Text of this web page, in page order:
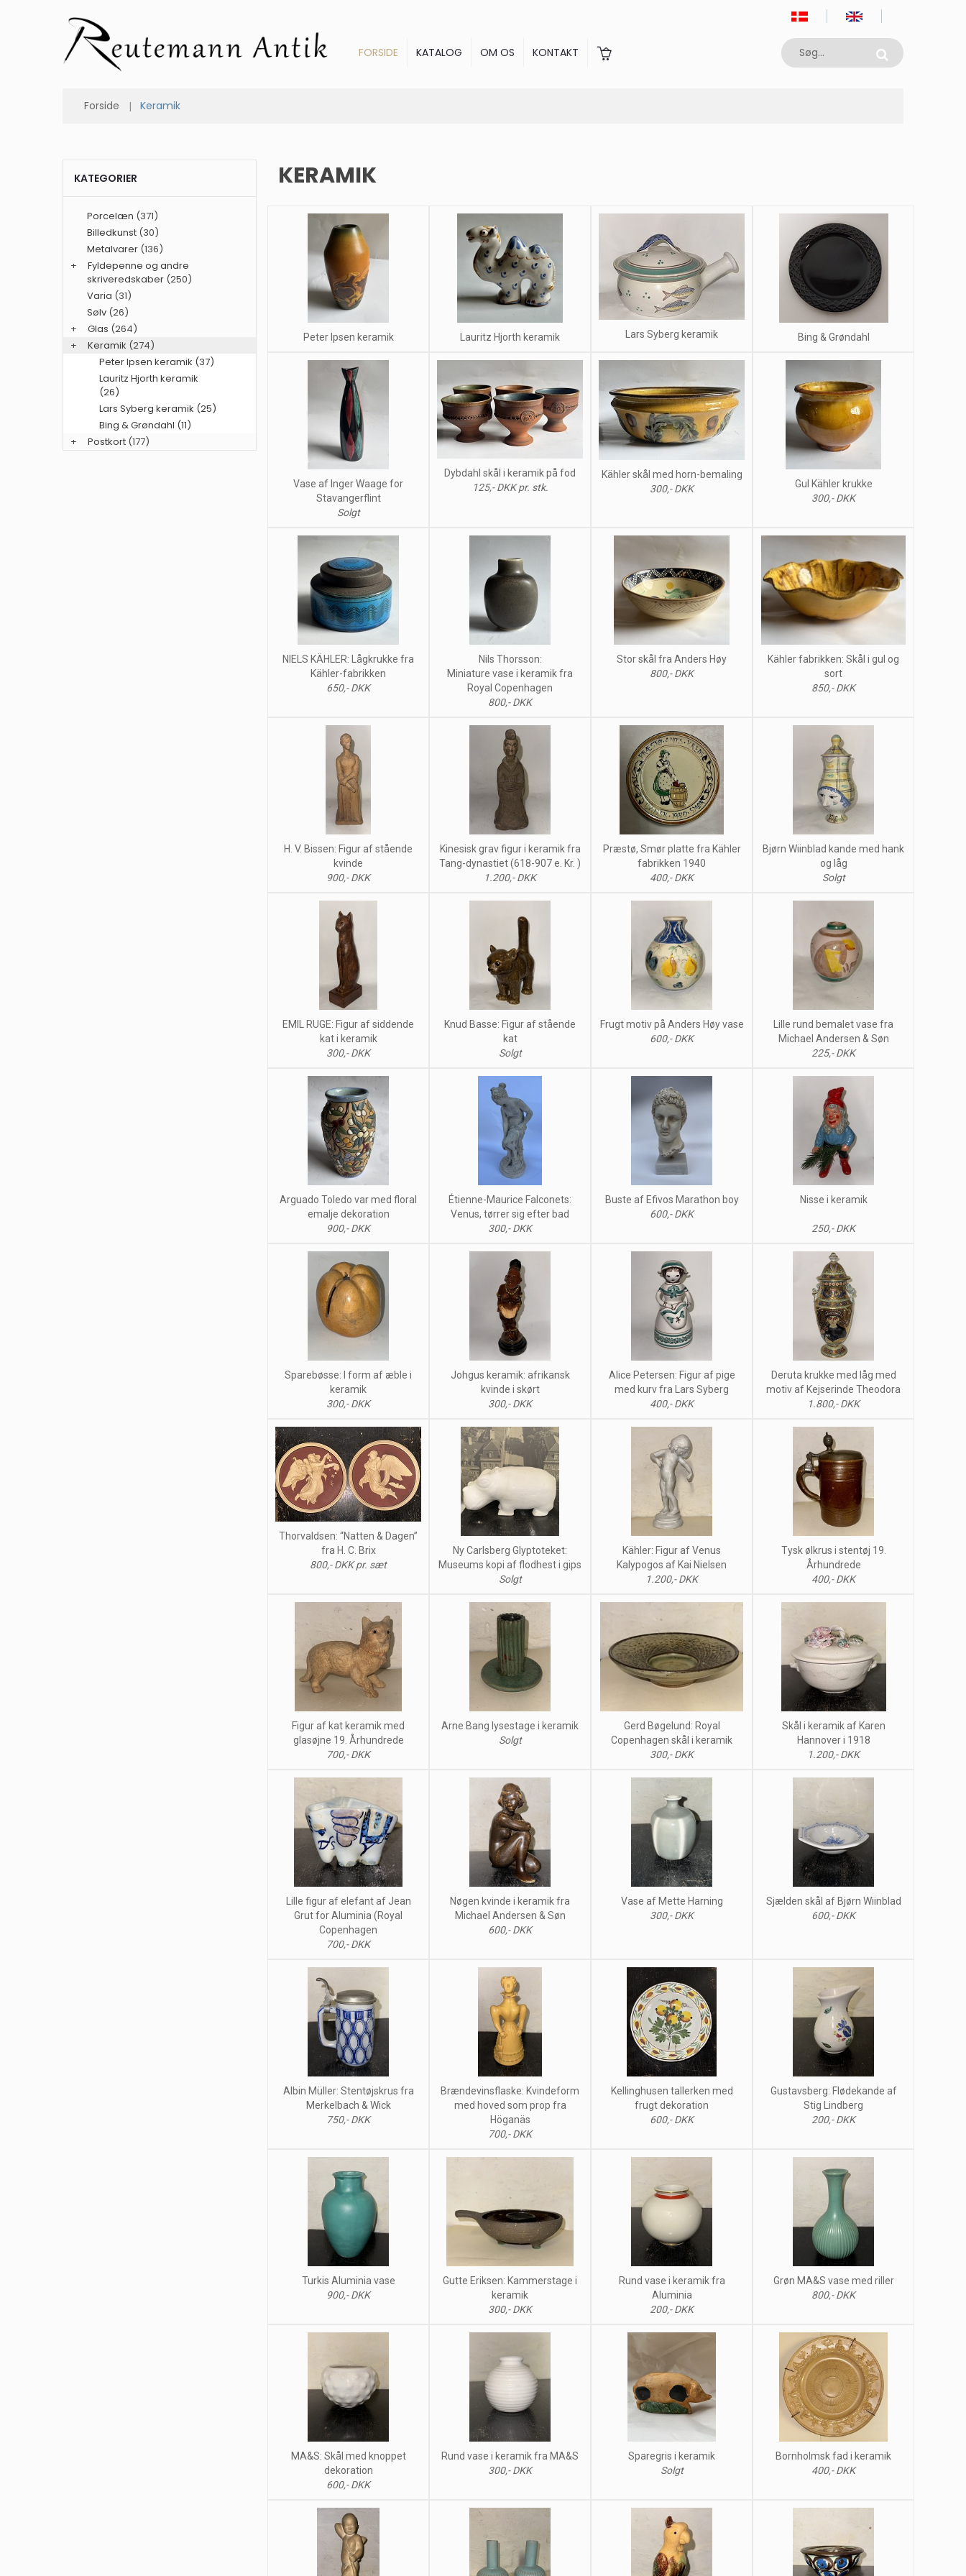
FORSIDE KATALOG OM OS KONTAKT
Forside Keramik
KERAMIK
Peter Ipsen keramik Lauritz Hjorth keramik Lars Syberg keramik Bing & Grøndahl
Vase af Inger Waage for
Stavangerflint
Solgt
Dybdahl skål i keramik på fod
125,- DKK pr. stk.
Kähler skål med horn-bemaling
300,- DKK
Gul Kähler krukke
300,- DKK
NIELS KÄHLER: Lågkrukke fra
Kähler-fabrikken
650,- DKK
Nils Thorsson:
Miniature vase i keramik fra
Royal Copenhagen
800,- DKK
Stor skål fra Anders Høy
800,- DKK
Kähler fabrikken: Skål i gul og
sort
850,- DKK
H. V. Bissen: Figur af stående
kvinde
900,- DKK
Kinesisk grav figur i keramik fra
Tang-dynastiet (618-907 e. Kr. )
1.200,- DKK
Præstø, Smør platte fra Kähler
fabrikken 1940
400,- DKK
Bjørn Wiinblad kande med hank
og låg
Solgt
EMIL RUGE: Figur af siddende
kat i keramik
300,- DKK
Knud Basse: Figur af stående
kat
Solgt
Frugt motiv på Anders Høy vase
600,- DKK
Lille rund bemalet vase fra
Michael Andersen & Søn
225,- DKK
Arguado Toledo var med floral
emalje dekoration
900,- DKK
Étienne-Maurice Falconets:
Venus, tørrer sig efter bad
300,- DKK
Buste af Efivos Marathon boy
600,- DKK
Nisse i keramik
250,- DKK
Sparebøsse: I form af æble i
keramik
300,- DKK
Johgus keramik: afrikansk
kvinde i skørt
300,- DKK
Alice Petersen: Figur af pige
med kurv fra Lars Syberg
400,- DKK
Deruta krukke med låg med
motiv af Kejserinde Theodora
1.800,- DKK
Thorvaldsen: “Natten & Dagen”
fra H. C. Brix
800,- DKK pr. sæt
Ny Carlsberg Glyptoteket:
Museums kopi af flodhest i gips
Solgt
Kähler: Figur af Venus
Kalypogos af Kai Nielsen
1.200,- DKK
Tysk ølkrus i stentøj 19.
Århundrede
400,- DKK
Figur af kat keramik med
glasøjne 19. Århundrede
700,- DKK
Arne Bang lysestage i keramik
Solgt
Gerd Bøgelund: Royal
Copenhagen skål i keramik
300,- DKK
Skål i keramik af Karen
Hannover i 1918
1.200,- DKK
Lille figur af elefant af Jean
Grut for Aluminia (Royal
Copenhagen
700,- DKK
Nøgen kvinde i keramik fra
Michael Andersen & Søn
600,- DKK
Vase af Mette Harning
300,- DKK
Sjælden skål af Bjørn Wiinblad
600,- DKK
Albin Müller: Stentøjskrus fra
Merkelbach & Wick
750,- DKK
Brændevinsflaske: Kvindeform
med hoved som prop fra
Höganäs
700,- DKK
Kellinghusen tallerken med
frugt dekoration
600,- DKK
Gustavsberg: Flødekande af
Stig Lindberg
200,- DKK
Turkis Aluminia vase
900,- DKK
Gutte Eriksen: Kammerstage i
keramik
300,- DKK
Rund vase i keramik fra
Aluminia
200,- DKK
Grøn MA&S vase med riller
800,- DKK
MA&S: Skål med knoppet
dekoration
600,- DKK
Rund vase i keramik fra MA&S
300,- DKK
Sparegris i keramik
Solgt
Bornholmsk fad i keramik
400,- DKK
KATEGORIER
Porcelæn (371)
Billedkunst (30)
Metalvarer (136)
+
Fyldepenne og andre
skriveredskaber (250)
Varia (31)
Sølv (26)
+
Glas (264)
+
Keramik (274)
Peter Ipsen keramik (37)
Lauritz Hjorth keramik
(26)
Lars Syberg keramik (25)
Bing & Grøndahl (11)
+
Postkort (177)